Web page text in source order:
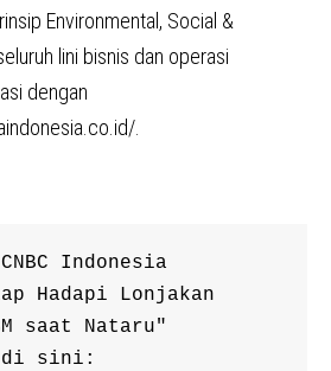
Environmental, Social &
lini bisnis dan operasi
dengan
.
Indonesia
Hadapi Lonjakan
saat Nataru"
di sini: